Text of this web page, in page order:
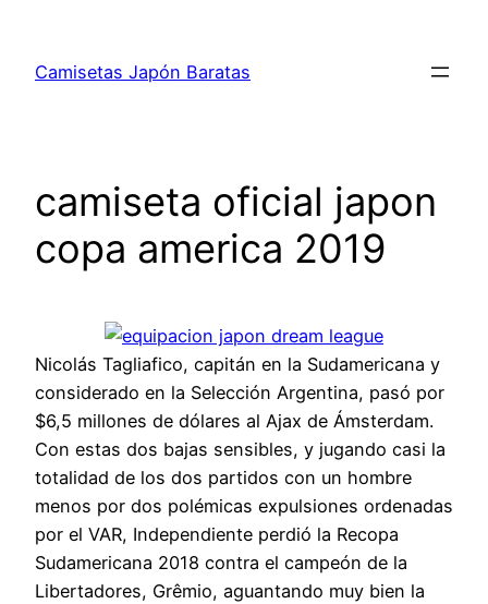
contenido
Camisetas Japón Baratas
camiseta oficial japon
copa america 2019
Nicolás Tagliafico, capitán en la Sudamericana y
considerado en la Selección Argentina, pasó por
$6,5 millones de dólares al Ajax de Ámsterdam.
Con estas dos bajas sensibles, y jugando casi la
totalidad de los dos partidos con un hombre
menos por dos polémicas expulsiones ordenadas
por el VAR, Independiente perdió la Recopa
Sudamericana 2018 contra el campeón de la
Libertadores, Grêmio, aguantando muy bien la